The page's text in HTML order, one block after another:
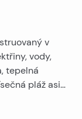
v
vody,
tepelná
pláž asi
do obytného